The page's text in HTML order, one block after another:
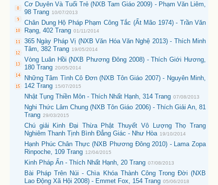
Cơ Duyên Và Tuổi Trẻ (NXB Tam Giáo 2009) - Phạm Văn Liêm,
98 Trang 10/07/2013
Chân Dung Hộ Pháp Phạm Công Tắc (Ất Mão 1974) - Trần Văn
Rạng, 402 Trang 01/11/2014
365 Ngày Pháp Vị (NXB Văn Hóa Văn Nghệ 2013) - Thích Minh
Tâm, 382 Trang 19/05/2014
Vòng Luân Hồi (NXB Phương Đông 2008) - Thích Giới Hương,
180 Trang 20/05/2014
Những Tâm Tình Cô Đơn (NXB Tôn Giáo 2007) - Nguyên Minh,
142 Trang 15/07/2015
Nhật Tụng Thiền Môn - Thích Nhất Hạnh, 314 Trang 07/08/2013
Nghi Thức Lâm Chung (NXB Tôn Giáo 2006) - Thích Giải An, 81
Trang 29/03/2015
Chú giải Kinh Đại Thừa Phật Thuyết Vô Lượng Thọ Trang
Nghiêm Thanh Tịnh Bình Đẳng Giác - Như Hòa 19/10/2014
Hạnh Phúc Chân Thực (NXB Phương Đông 2010) - Lama Zopa
Rinpoche, 109 Trang 12/04/2015
Kinh Pháp Ấn - Thích Nhất Hạnh, 20 Trang 07/08/2013
Bài Pháp Trên Núi - Chìa Khóa Thành Công Trong Đời (NXB
Lao Động Xã Hội 2008) - Emmet Fox, 154 Trang 05/06/2018